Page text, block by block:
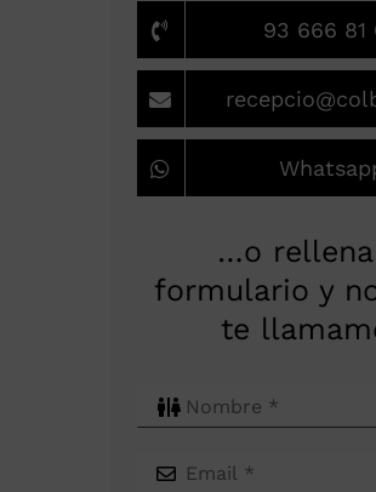
93 666 81
…o
formulario y
te